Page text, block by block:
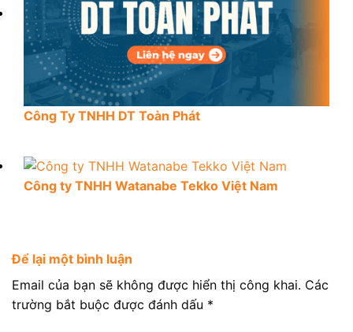
Công Ty TNHH DT Toàn Phát
Công ty TNHH Watanabe Tekko Việt Nam
Để lại một bình luận
Email của bạn sẽ không được hiển thị công khai. Các
trường bắt buộc được đánh dấu *